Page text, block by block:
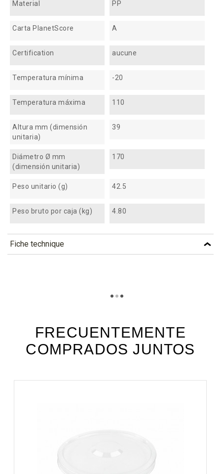
Material PP
Carta PlanetScore A
Certification aucune
Temperatura mínima -20
Temperatura máxima 110
Altura mm (dimensión
unitaria)
39
Diámetro Ø mm
(dimensión unitaria)
170
Peso unitario (g) 42.5
Peso bruto por caja (kg) 4.80
Fiche technique
FRECUENTEMENTE
COMPRADOS JUNTOS